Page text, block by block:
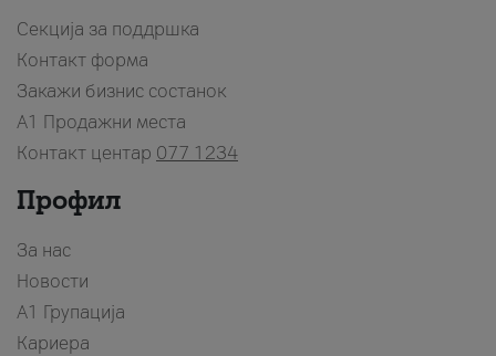
Секција за поддршка
Контакт форма
Закажи бизнис состанок
A1 Продажни места
Контакт центар 077 1234
Профил
За нас
Новости
А1 Групација
Кариера